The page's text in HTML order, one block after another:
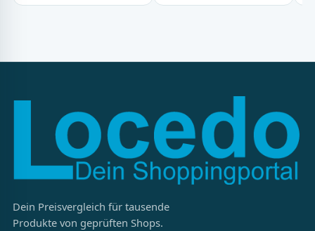
Dein Preisvergleich für tausende
Produkte von geprüften Shops.